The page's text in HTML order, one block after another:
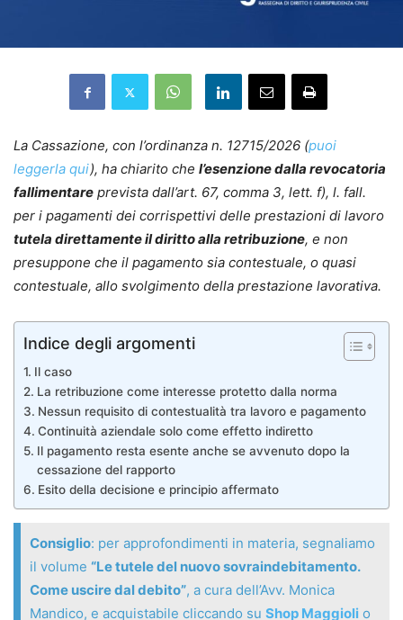
La Cassazione, con l’ordinanza n. 12715/2026 (puoi
leggerla qui), ha chiarito che l’esenzione dalla revocatoria
fallimentare prevista dall’art. 67, comma 3, lett. f), l. fall.
per i pagamenti dei corrispettivi delle prestazioni di lavoro
tutela direttamente il diritto alla retribuzione, e non
presuppone che il pagamento sia contestuale, o quasi
contestuale, allo svolgimento della prestazione lavorativa.
Indice degli argomenti
Il caso
La retribuzione come interesse protetto dalla norma
Nessun requisito di contestualità tra lavoro e pagamento
Continuità aziendale solo come effetto indiretto
Il pagamento resta esente anche se avvenuto dopo la
cessazione del rapporto
Esito della decisione e principio affermato
Consiglio: per approfondimenti in materia, segnaliamo
il volume “Le tutele del nuovo sovraindebitamento.
Come uscire dal debito”, a cura dell’Avv. Monica
Mandico, e acquistabile cliccando su Shop Maggioli o